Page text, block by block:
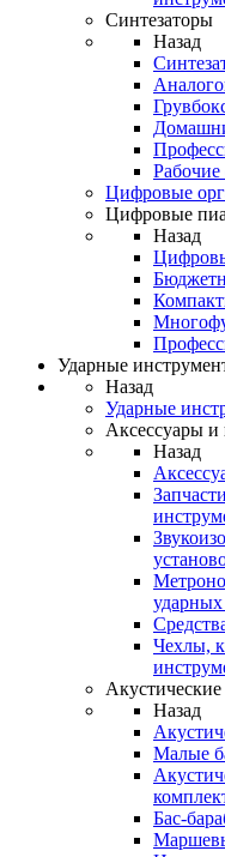
Синтезаторы
Назад
Рабочие
Цифровые
Цифровые
Назад
Ударные
Назад
Ударные
Аксессуары
Назад
Чехлы,
Назад
Mалые
Бас-